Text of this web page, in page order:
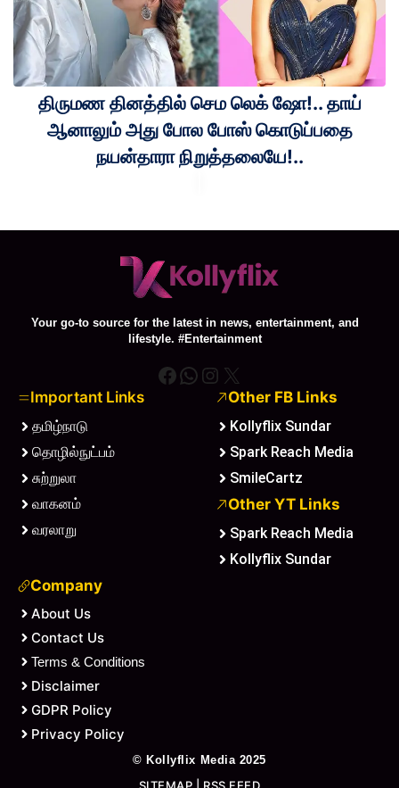
திருமண தினத்தில் செம லெக் ஷோ!.. தாய்
ஆனாலும் அது போல போஸ் கொடுப்பதை
நயன்தாரா நிறுத்தலையே!..
Your go-to source for the latest in news, entertainment, and
lifestyle. #Entertainment
Facebook
WhatsApp
Instagram
X
Important Links
தமிழ்நாடு
தொழில்நுட்பம்
சுற்றுலா
வாகனம்
வரலாறு
Other FB Links
Kollyflix Sundar
Spark Reach Media
SmileCartz
Other YT Links
Spark Reach Media
Kollyflix Sundar
Company
About Us
Contact Us
Terms & Conditions
Disclaimer
GDPR Policy
Privacy Policy
© Kollyflix Media 2025